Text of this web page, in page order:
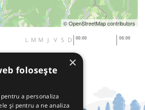
© OpenStreetMap contributors
L M M J V S D
×
folosește
a personaliza
și pentru a ne analiza